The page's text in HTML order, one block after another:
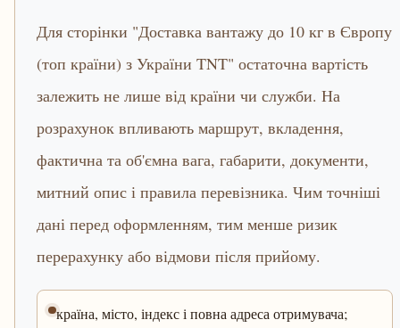
Для сторінки "Доставка вантажу до 10 кг в Європу
(топ країни) з України TNT" остаточна вартість
залежить не лише від країни чи служби. На
розрахунок впливають маршрут, вкладення,
фактична та об'ємна вага, габарити, документи,
митний опис і правила перевізника. Чим точніші
дані перед оформленням, тим менше ризик
перерахунку або відмови після прийому.
країна, місто, індекс і повна адреса отримувача;